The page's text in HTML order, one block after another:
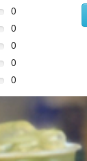
0
0
0
0
0